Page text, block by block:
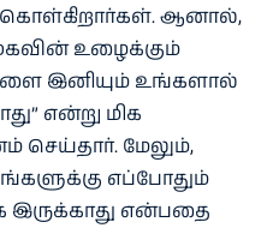
கொள்கிறார்கள். ஆனால்,
உழைக்கும்
இனியும் உங்களால்
என்று மிக
செய்தார். மேலும்,
எப்போதும்
இருக்காது என்பதை